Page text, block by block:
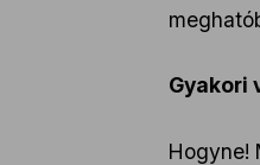
Gyakori
Hogyne!